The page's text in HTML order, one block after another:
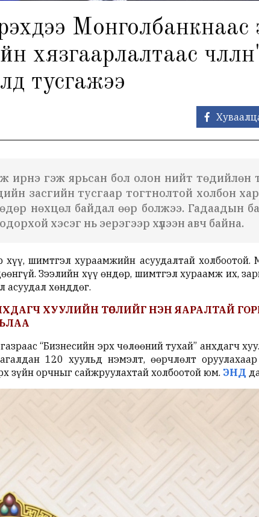
Монголбанкнаас
тусгажээ
гэж ярьсан бол олон нийт төдийлөн
засгийн тусгаар тогтнолтой холбон
нөхцөл байдал өөр болжээ. Гадаадын
хэсэг нь эерэгээр хүлээн авч байна.
шимтгэл хураамжийн асуудалтай холбоотой.
Зээлийн хүү өндөр, шимтгэл хураамж их,
асуудал хөнддөг.
ХУУЛИЙН ТӨСЛИЙГ НЭН ЯАРАЛТАЙ
“Бизнесийн эрх чөлөөний тухай” анхдагч
120 хуульд нэмэлт, өөрчлөлт оруулахаар
зүйн орчныг сайжруулахтай холбоотой юм. ЭНД